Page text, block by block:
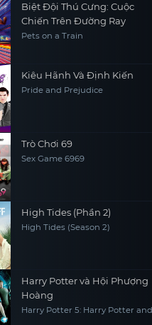
Biệt Đội Thú Cưng: Cuộc
Chiến Trên Đường Ray
Pets on a Train
Kiêu Hãnh Và Định Kiến
Pride and Prejudice
Trò Chơi 69
Sex Game 6969
High Tides (Phần 2)
High Tides (Season 2)
Harry Potter và Hội Phượng
Hoàng
Harry Potter 5: Harry Potter and